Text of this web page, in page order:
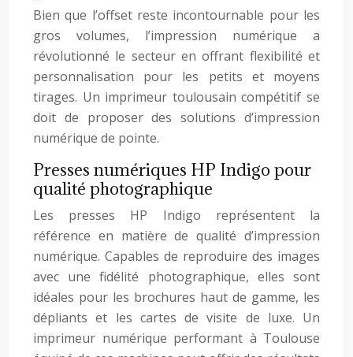
Bien que l’offset reste incontournable pour les
gros volumes, l’impression numérique a
révolutionné le secteur en offrant flexibilité et
personnalisation pour les petits et moyens
tirages. Un imprimeur toulousain compétitif se
doit de proposer des solutions d’impression
numérique de pointe.
Presses numériques HP Indigo pour
qualité photographique
Les presses HP Indigo représentent la
référence en matière de qualité d’impression
numérique. Capables de reproduire des images
avec une fidélité photographique, elles sont
idéales pour les brochures haut de gamme, les
dépliants et les cartes de visite de luxe. Un
imprimeur numérique performant à Toulouse